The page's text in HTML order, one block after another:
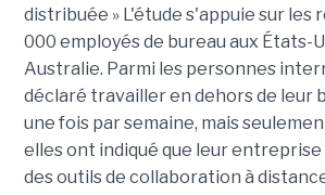
distribuée » L'étude s'appuie sur les
000 employés de bureau aux États-
Australie. Parmi les personnes
déclaré travailler en dehors de leur
une fois par semaine, mais
elles ont indiqué que leur
des outils de collaboration à